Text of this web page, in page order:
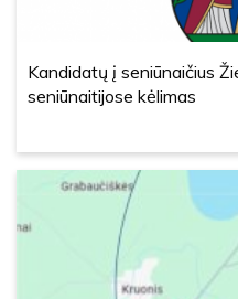
Kandidatų į seniūnaičius
seniūnaitijose kėlimas